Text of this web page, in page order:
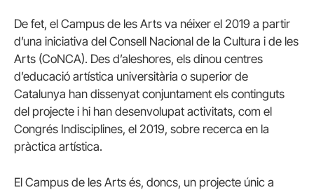
De fet, el Campus de les Arts va néixer el 2019 a partir
d’una iniciativa del Consell Nacional de la Cultura i de les
Arts (CoNCA). Des d’aleshores, els dinou centres
d’educació artística universitària o superior de
Catalunya han dissenyat conjuntament els continguts
del projecte i hi han desenvolupat activitats, com el
Congrés Indisciplines, el 2019, sobre recerca en la
pràctica artística.
El Campus de les Arts és, doncs, un projecte únic a